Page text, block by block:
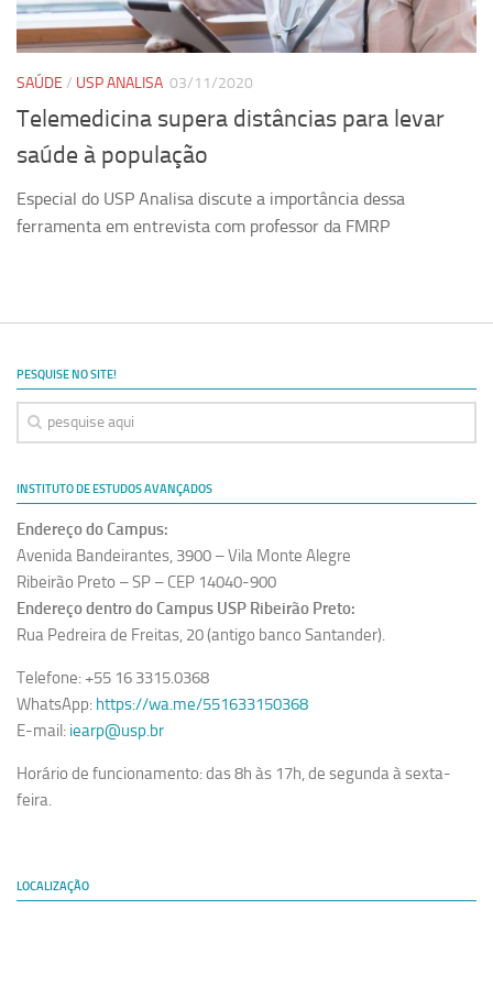
Ano Sabático
Daniel Domingues dos Santos
Programas Ano Sabático Encerrados
Cíntia Rosa Pereira de Lima
Cristina Godoy Bernardo de Oliveira (FDRP)
Evandro Eduardo Seron Ruiz
Fabiana Cristina Severi (FDRP)
Professor Sênior
Professores Seniores Encerrados
Institucional
Polo Ribeirão Preto
Equipe
Estrutura do polo
Projetos
Ciência com Pipoca
Ciência Por Elas
Pint of Science
União Pró-Vacina
Clipping
SAÚDE / USP ANALISA 03/11/2020
Telemedicina supera distâncias para levar
saúde à população
Especial do USP Analisa discute a importância dessa
ferramenta em entrevista com professor da FMRP
PESQUISE NO SITE!
INSTITUTO DE ESTUDOS AVANÇADOS
Endereço do Campus:
Avenida Bandeirantes, 3900 – Vila Monte Alegre
Ribeirão Preto – SP – CEP 14040-900
Endereço dentro do Campus USP Ribeirão Preto:
Rua Pedreira de Freitas, 20 (antigo banco Santander).
Telefone: +55 16 3315.0368
WhatsApp: https://wa.me/551633150368
E-mail: iearp@usp.br
Horário de funcionamento: das 8h às 17h, de segunda à sexta-
feira.
LOCALIZAÇÃO